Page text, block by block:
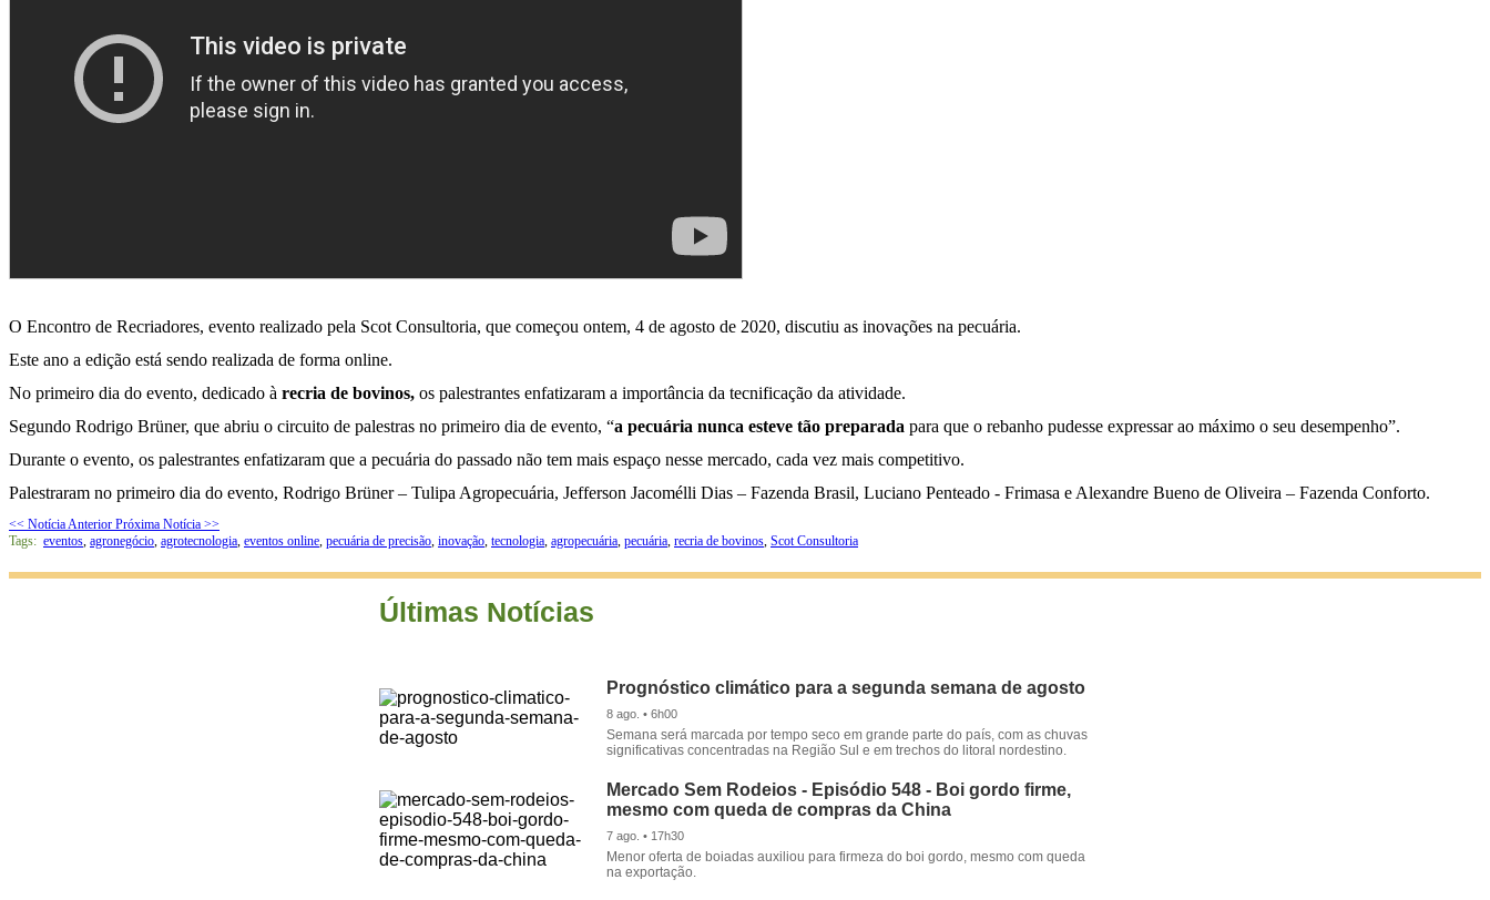
O Encontro de Recriadores, evento realizado pela Scot Consultoria, que começou ontem, 4 de agosto de 2020, discutiu as inovações na pecuária.
Este ano a edição está sendo realizada de forma online.
No primeiro dia do evento, dedicado à recria de bovinos, os palestrantes enfatizaram a importância da tecnificação da atividade.
Segundo Rodrigo Brüner, que abriu o circuito de palestras no primeiro dia de evento, “a pecuária nunca esteve tão preparada para que o rebanho pudesse expressar ao máximo o seu desempenho”.
Durante o evento, os palestrantes enfatizaram que a pecuária do passado não tem mais espaço nesse mercado, cada vez mais competitivo.
Palestraram no primeiro dia do evento, Rodrigo Brüner – Tulipa Agropecuária, Jefferson Jacomélli Dias – Fazenda Brasil, Luciano Penteado - Frimasa e Alexandre Bueno de Oliveira – Fazenda Conforto.
<< Notícia Anterior Próxima Notícia >>
Tags: eventos, agronegócio, agrotecnologia, eventos online, pecuária de precisão, inovação, tecnologia, agropecuária, pecuária, recria de bovinos, Scot Consultoria
Últimas Notícias
Prognóstico climático para a segunda semana de agosto
8 ago. • 6h00
Semana será marcada por tempo seco em grande parte do país, com as chuvas
significativas concentradas na Região Sul e em trechos do litoral nordestino.
Mercado Sem Rodeios - Episódio 548 - Boi gordo firme,
mesmo com queda de compras da China
7 ago. • 17h30
Menor oferta de boiadas auxiliou para firmeza do boi gordo, mesmo com queda
na exportação.